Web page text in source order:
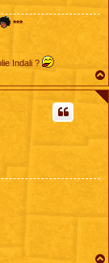
***
Indali ?